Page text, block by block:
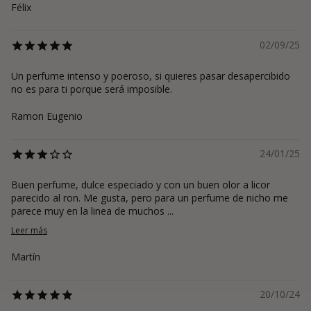
Félix
02/09/25
Un perfume intenso y poeroso, si quieres pasar desapercibido
no es para ti porque será imposible.
Ramon Eugenio
24/01/25
Buen perfume, dulce especiado y con un buen olor a licor
parecido al ron. Me gusta, pero para un perfume de nicho me
parece muy en la linea de muchos ...
Leer más
Martín
20/10/24